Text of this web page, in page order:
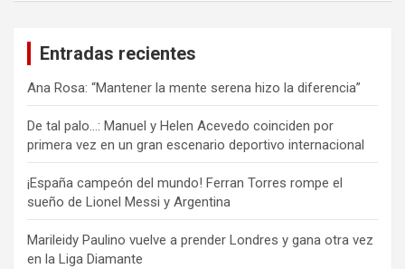
Entradas recientes
Ana Rosa: “Mantener la mente serena hizo la diferencia”
De tal palo…: Manuel y Helen Acevedo coinciden por
primera vez en un gran escenario deportivo internacional
¡España campeón del mundo! Ferran Torres rompe el
sueño de Lionel Messi y Argentina
Marileidy Paulino vuelve a prender Londres y gana otra vez
en la Liga Diamante